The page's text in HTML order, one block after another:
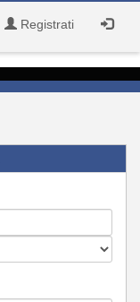
Registrati